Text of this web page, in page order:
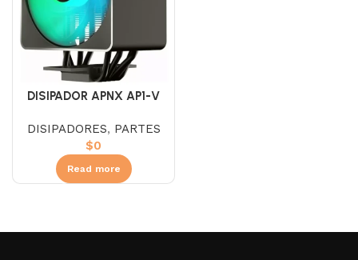
DISIPADOR APNX AP1-V
DISIPADORES, PARTES
$0
Read more